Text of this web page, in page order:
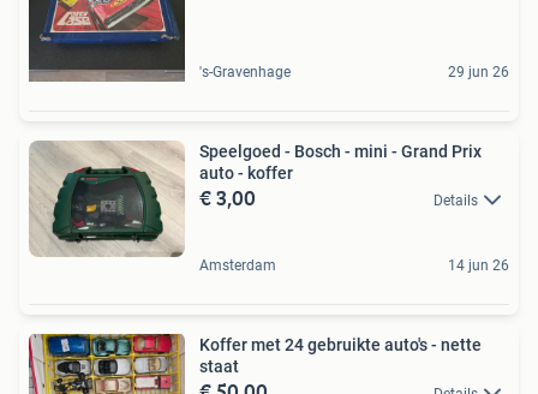
's-Gravenhage 29 jun 26
Speelgoed - Bosch - mini - Grand Prix
auto - koffer
€ 3,00 Details
Amsterdam 14 jun 26
Koffer met 24 gebruikte auto's - nette
staat